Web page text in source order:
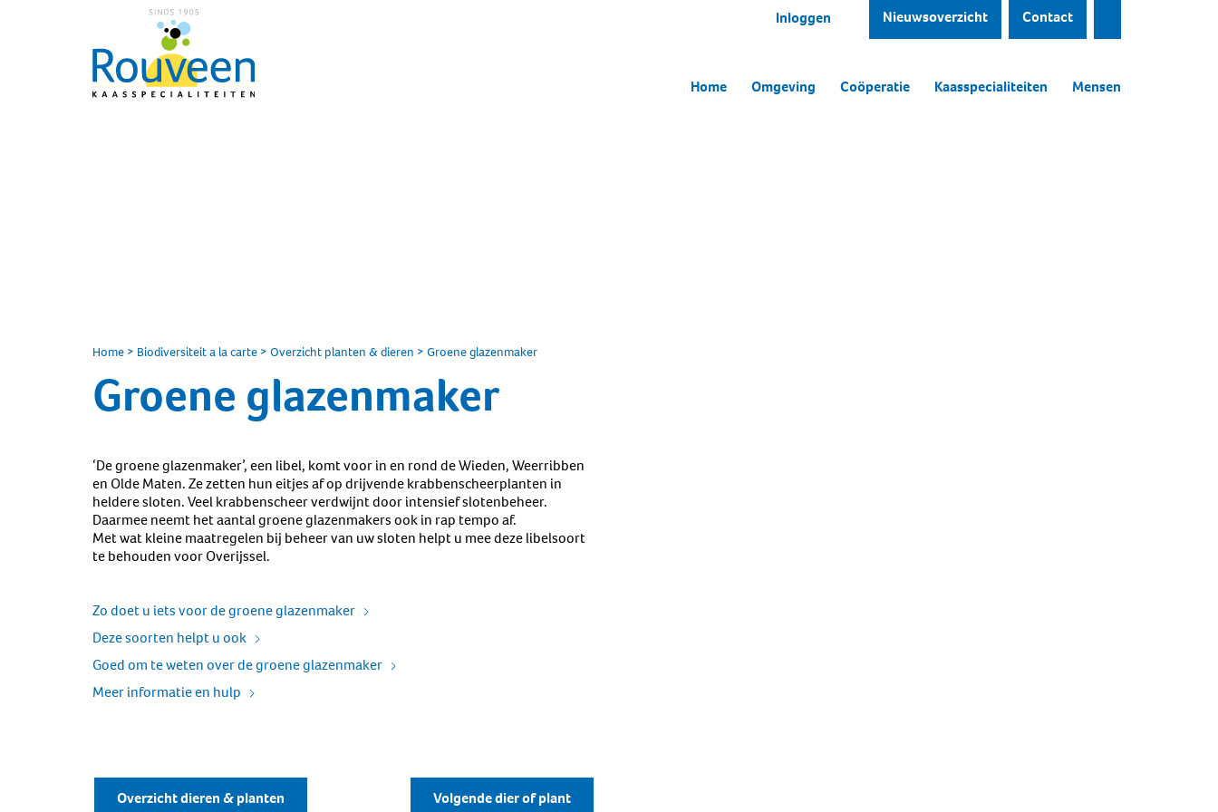
Inloggen Nieuwsoverzicht Contact
Home Omgeving Coöperatie Kaasspecialiteiten Mensen
Home > Biodiversiteit a la carte > Overzicht planten & dieren > Groene glazenmaker
Groene glazenmaker
‘De groene glazenmaker’, een libel, komt voor in en rond de Wieden, Weerribben
en Olde Maten. Ze zetten hun eitjes af op drijvende krabbenscheerplanten in
heldere sloten. Veel krabbenscheer verdwijnt door intensief slotenbeheer.
Daarmee neemt het aantal groene glazenmakers ook in rap tempo af.
Met wat kleine maatregelen bij beheer van uw sloten helpt u mee deze libelsoort
te behouden voor Overijssel.
Zo doet u iets voor de groene glazenmaker
Deze soorten helpt u ook
Goed om te weten over de groene glazenmaker
Meer informatie en hulp
Overzicht dieren & planten Volgende dier of plant